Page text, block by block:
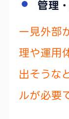
管理
一見外部
理や運用
出そうな
ルが必要